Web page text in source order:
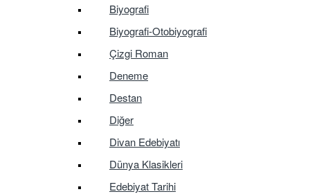
Biyografi
Biyografi-Otobiyografi
Çizgi Roman
Deneme
Destan
Diğer
Divan Edebiyatı
Dünya Klasikleri
Edebiyat Tarihi